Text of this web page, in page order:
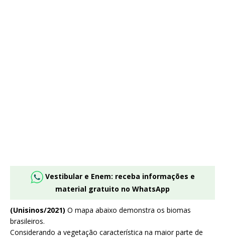
Vestibular e Enem: receba informações e
material gratuito no WhatsApp
(Unisinos/2021) O mapa abaixo demonstra os biomas
brasileiros.
Considerando a vegetação característica na maior parte de